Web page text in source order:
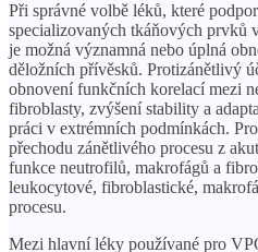
Při správné volbě léků, které
specializovaných tkáňových prvků
je možná významná nebo úplná
děložních přívěsků. Protizánětlivý
obnovení funkčních korelací mezi
fibroblasty, zvýšení stability a
práci v extrémních podmínkách.
přechodu zánětlivého procesu z
funkce neutrofilů, makrofágů a
leukocytové, fibroblastické,
procesu.
Mezi hlavní léky používané pro